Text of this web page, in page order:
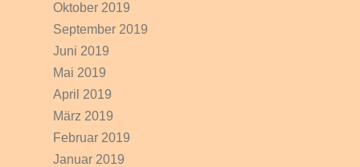
Oktober 2019
September 2019
Juni 2019
Mai 2019
April 2019
März 2019
Februar 2019
Januar 2019